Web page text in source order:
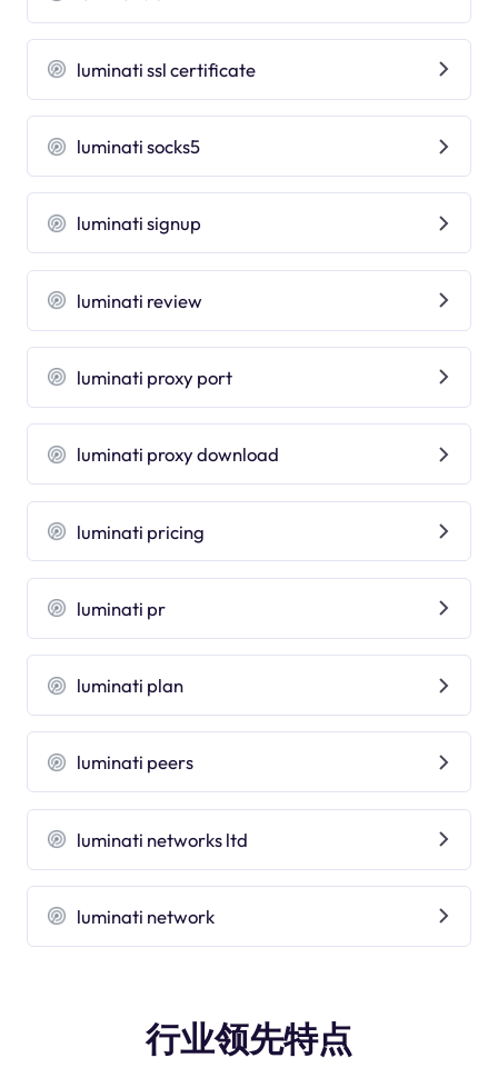
luminati ssl certificate
luminati socks5
luminati signup
luminati review
luminati proxy port
luminati proxy download
luminati pricing
luminati pr
luminati plan
luminati peers
luminati networks ltd
luminati network
行业领先特点